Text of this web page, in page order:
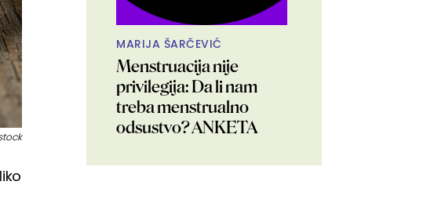
MARIJA ŠARČEVIĆ
Menstruacija nije
privilegija: Da li nam
treba menstrualno
odsustvo? ANKETA